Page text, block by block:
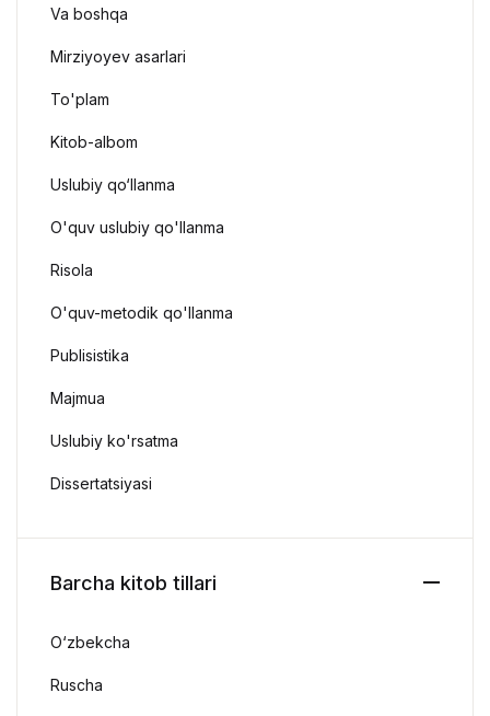
Va boshqa
Mirziyoyev asarlari
To'plam
Kitob-albom
Uslubiy qo‘llanma
O'quv uslubiy qo'llanma
Risola
O'quv-metodik qo'llanma
Publisistika
Majmua
Uslubiy ko'rsatma
Dissertatsiyasi
Barcha kitob tillari
O‘zbekcha
Ruscha